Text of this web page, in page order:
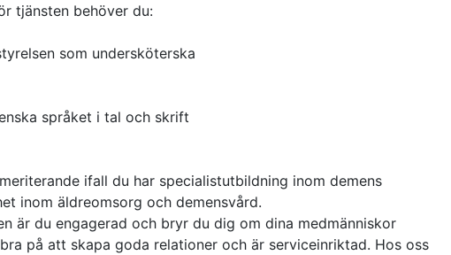
tjänsten behöver du:
som undersköterska
språket i tal och skrift
ifall du har specialistutbildning inom demens
inom äldreomsorg och demensvård.
är du engagerad och bryr du dig om dina medmänniskor
på att skapa goda relationer och är serviceinriktad. Hos oss